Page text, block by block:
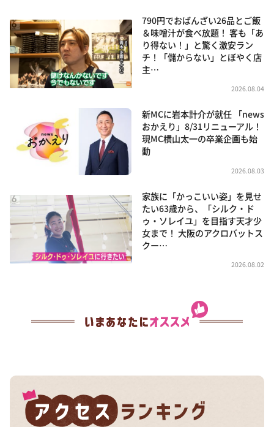
790円でおばんざい26品とご飯
＆味噌汁が食べ放題！ 客も「あ
り得ない！」と驚く激安ラン
チ！「儲からない」とぼやく店
主…
2026.08.04
新MCに岩本計介が就任 「news
おかえり」8/31リニューアル！
現MC横山太一の卒業企画も始
動
2026.08.03
家族に「かっこいい姿」を見せ
たい63歳から、「シルク・ド
ゥ・ソレイユ」を目指す天才少
女まで！ 大阪のアクロバットス
クー…
2026.08.02